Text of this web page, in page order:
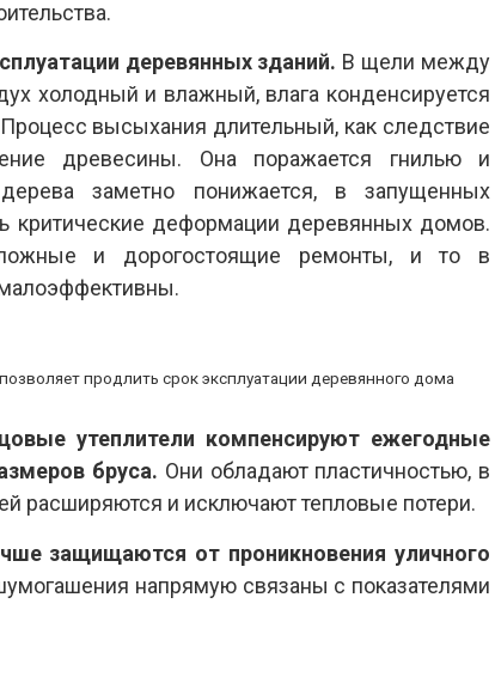
деревянных зданий. В щели между
холодный и влажный, влага конденсируется
высыхания длительный, как следствие
древесины. Она поражается гнилью и
заметно понижается, в запущенных
критические деформации деревянных домов.
и дорогостоящие ремонты, и то в
продлить срок эксплуатации деревянного дома
утеплители компенсируют ежегодные
бруса. Они обладают пластичностью, в
расширяются и исключают тепловые потери.
защищаются от проникновения уличного
напрямую связаны с показателями